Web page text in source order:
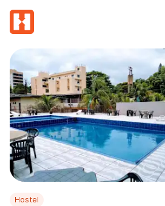
Hostel